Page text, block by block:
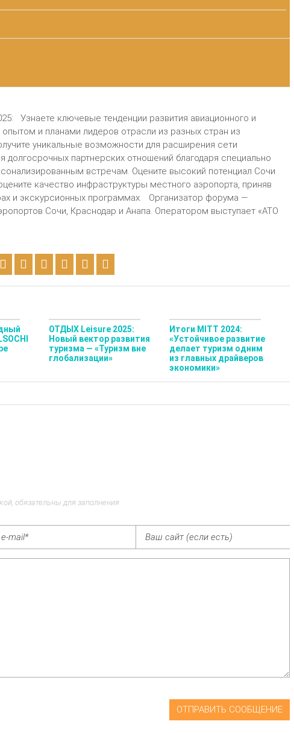
Узнаете ключевые тенденции развития авиационного и
и планами лидеров отрасли из разных стран из
уникальные возможности для расширения сети
долгосрочных партнерских отношений благодаря специально
встречам. Оцените высокий потенциал Сочи
качество инфраструктуры местного аэропорта, приняв
и экскурсионных программах. Организатор форума —
Сочи, Краснодар и Анапа. Оператором выступает «АТО
ОТДЫХ Leisure 2025:
Новый вектор развития
туризма — «Туризм вне
глобализации»
Итоги MITT 2024:
«Устойчивое развитие
делает туризм одним
из главных драйверов
экономики»
обязательны для заполнения